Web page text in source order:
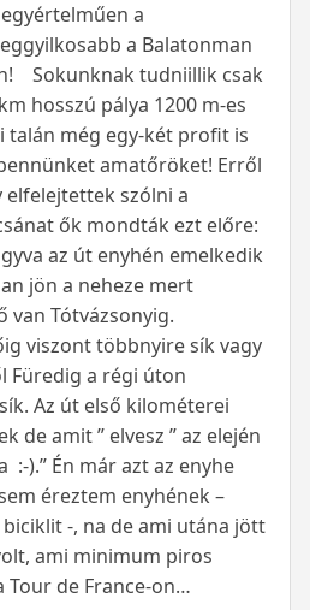
a
a Balatonman
Sokunknak tudniillik csak
hosszú pálya 1200 m-es
talán még egy-két profit is
amatőröket! Erről
szólni a
ők mondták ezt előre:
az út enyhén emelkedik
jön a neheze mert
van Tótvázsonyig.
viszont többnyire sík vagy
Füredig a régi úton
Az út első kilométerei
de amit ” elvesz ” az elején
:-).” Én már azt az enyhe
éreztem enyhének –
-, na de ami utána jött
ami minimum piros
de France-on…